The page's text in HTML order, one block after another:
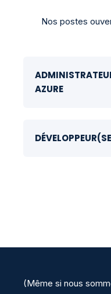
Nos postes
AZURE
(Même si nous